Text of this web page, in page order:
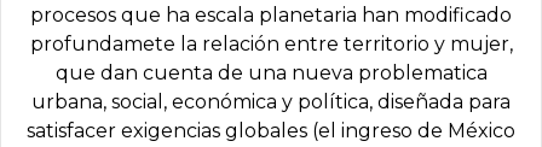
procesos que ha escala planetaria han modificado
profundamete la relación entre territorio y mujer,
que dan cuenta de una nueva problematica
urbana, social, económica y política, diseñada para
satisfacer exigencias globales (el ingreso de México